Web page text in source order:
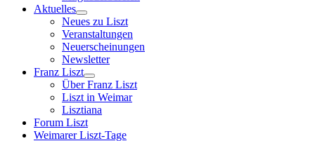
Aktuelles
Neues zu Liszt
Veranstaltungen
Neuerscheinungen
Newsletter
Franz Liszt
Über Franz Liszt
Liszt in Weimar
Lisztiana
Forum Liszt
Weimarer Liszt-Tage